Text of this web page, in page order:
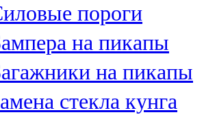
пороги
на пикапы
на пикапы
стекла кунга